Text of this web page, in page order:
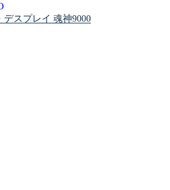
スプレイ 魂神9000